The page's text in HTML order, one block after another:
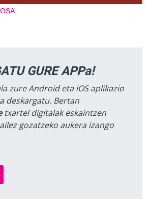
GURE APPa!
zure Android eta iOS aplikazio
deskargatu. Bertan
txartel digitalak eskaintzen
gozatzeko aukera izango